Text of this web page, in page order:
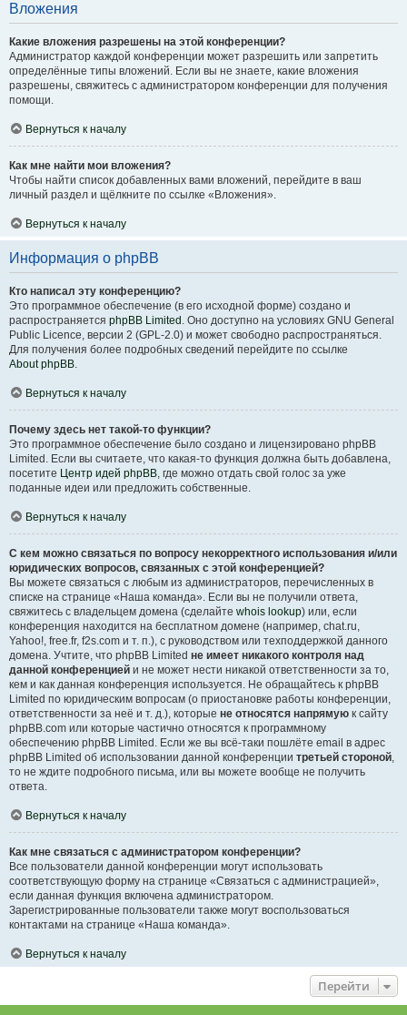
Вложения
Какие вложения разрешены на этой конференции?
Администратор каждой конференции может разрешить или запретить
определённые типы вложений. Если вы не знаете, какие вложения
разрешены, свяжитесь с администратором конференции для получения
помощи.
Вернуться к началу
Как мне найти мои вложения?
Чтобы найти список добавленных вами вложений, перейдите в ваш
личный раздел и щёлкните по ссылке «Вложения».
Вернуться к началу
Информация о phpBB
Кто написал эту конференцию?
Это программное обеспечение (в его исходной форме) создано и
распространяется phpBB Limited . Оно доступно на условиях GNU General
Public Licence, версии 2 (GPL-2.0) и может свободно распространяться.
Для получения более подробных сведений перейдите по ссылке
About phpBB.
Вернуться к началу
Почему здесь нет такой-то функции?
Это программное обеспечение было создано и лицензировано phpBB
Limited. Если вы считаете, что какая-то функция должна быть добавлена,
посетите Центр идей phpBB, где можно отдать свой голос за уже
поданные идеи или предложить собственные.
Вернуться к началу
С кем можно связаться по вопросу некорректного использования и/или
юридических вопросов, связанных с этой конференцией?
Вы можете связаться с любым из администраторов, перечисленных в
списке на странице «Наша команда». Если вы не получили ответа,
свяжитесь с владельцем домена (сделайте whois lookup) или, если
конференция находится на бесплатном домене (например, chat.ru,
Yahoo!, free.fr, f2s.com и т. п.), с руководством или техподдержкой данного
домена. Учтите, что phpBB Limited не имеет никакого контроля над
данной конференцией и не может нести никакой ответственности за то,
кем и как данная конференция используется. Не обращайтесь к phpBB
Limited по юридическим вопросам (о приостановке работы конференции,
ответственности за неё и т. д.), которые не относятся напрямую к сайту
phpBB.com или которые частично относятся к программному
обеспечению phpBB Limited. Если же вы всё-таки пошлёте email в адрес
phpBB Limited об использовании данной конференции третьей стороной,
то не ждите подробного письма, или вы можете вообще не получить
ответа.
Вернуться к началу
Как мне связаться с администратором конференции?
Все пользователи данной конференции могут использовать
соответствующую форму на странице «Связаться с администрацией»,
если данная функция включена администратором.
Зарегистрированные пользователи также могут воспользоваться
контактами на странице «Наша команда».
Вернуться к началу
Перейти